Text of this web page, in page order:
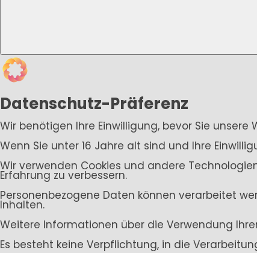
Datenschutz-Präferenz
Wir benötigen Ihre Einwilligung, bevor Sie
Wenn Sie unter 16 Jahre alt sind und Ihre
Wir verwenden Cookies und andere
Erfahrung zu verbessern.
Personenbezogene Daten können verarbeitet
Inhalten.
Weitere Informationen über die Verwendung
Es besteht keine Verpflichtung, in die